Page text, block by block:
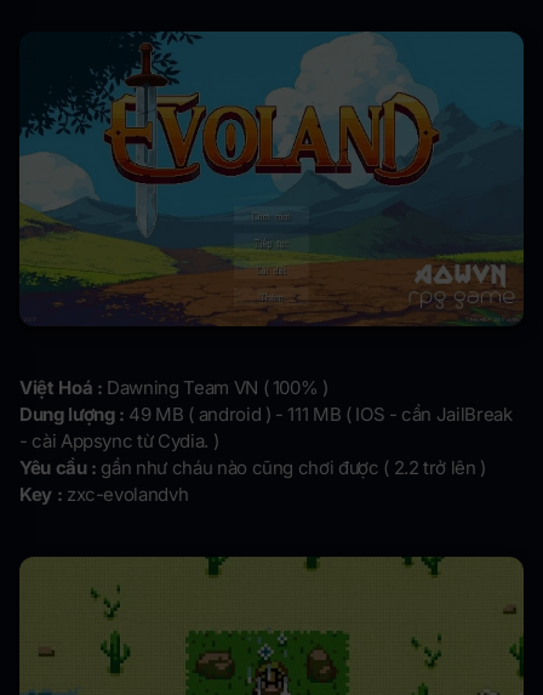
Việt Hoá : Dawning Team VN ( 100% )
Dung lượng : 49 MB ( android ) - 111 MB ( IOS - cần JailBreak
- cài Appsync từ Cydia. )
Yêu cầu : gần như cháu nào cũng chơi được ( 2.2 trở lên )
Key : zxc-evolandvh